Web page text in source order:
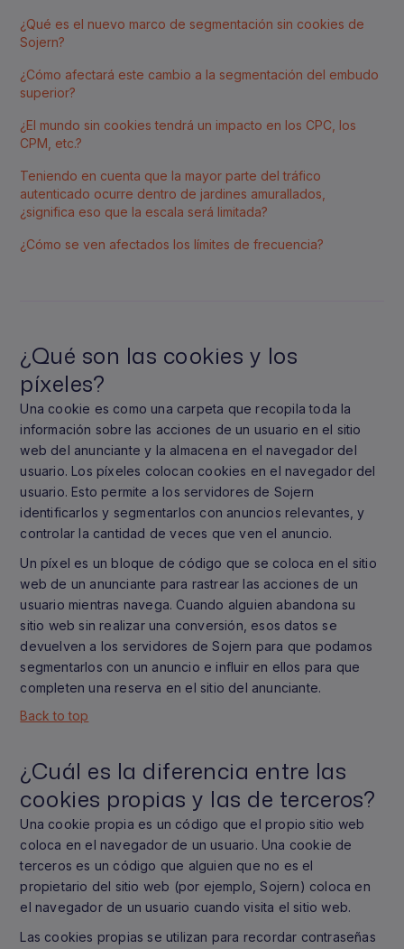
¿Qué es el nuevo marco de segmentación sin cookies de
Sojern?
¿Cómo afectará este cambio a la segmentación del embudo
superior?
¿El mundo sin cookies tendrá un impacto en los CPC, los
CPM, etc.?
Teniendo en cuenta que la mayor parte del tráfico
autenticado ocurre dentro de jardines amurallados,
¿significa eso que la escala será limitada?
¿Cómo se ven afectados los límites de frecuencia?
¿Qué son las cookies y los
píxeles?
Una cookie es como una carpeta que recopila toda la
información sobre las acciones de un usuario en el sitio
web del anunciante y la almacena en el navegador del
usuario. Los píxeles colocan cookies en el navegador del
usuario. Esto permite a los servidores de Sojern
identificarlos y segmentarlos con anuncios relevantes, y
controlar la cantidad de veces que ven el anuncio.
Un píxel es un bloque de código que se coloca en el sitio
web de un anunciante para rastrear las acciones de un
usuario mientras navega. Cuando alguien abandona su
sitio web sin realizar una conversión, esos datos se
devuelven a los servidores de Sojern para que podamos
segmentarlos con un anuncio e influir en ellos para que
completen una reserva en el sitio del anunciante.
Back to top
¿Cuál es la diferencia entre las
cookies propias y las de terceros?
Una cookie propia es un código que el propio sitio web
coloca en el navegador de un usuario. Una cookie de
terceros es un código que alguien que no es el
propietario del sitio web (por ejemplo, Sojern) coloca en
el navegador de un usuario cuando visita el sitio web.
Las cookies propias se utilizan para recordar contraseñas